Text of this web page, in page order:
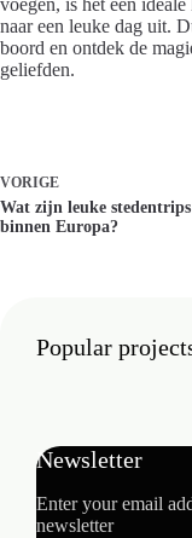
voegen, is het een
naar een leuke dag uit.
boord en ontdek de
geliefden.
VORIGE
Wat zijn leuke stedentrips
binnen Europa?
Popular
Newsletter
Enter your email
newsletter